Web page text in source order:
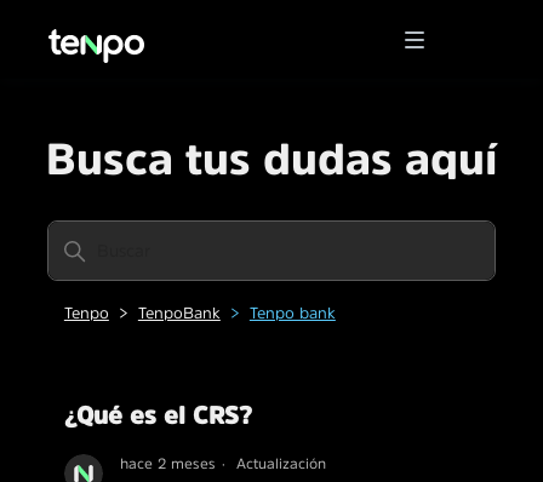
Busca tus dudas aquí
Tenpo TenpoBank Tenpo bank
¿Qué es el CRS?
hace 2 meses Actualización